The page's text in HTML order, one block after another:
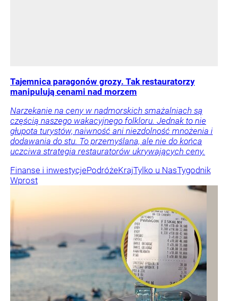
Tajemnica paragonów grozy. Tak restauratorzy
manipulują cenami nad morzem
Narzekanie na ceny w nadmorskich smażalniach są
częścią naszego wakacyjnego folkloru. Jednak to nie
głupota turystów, naiwność ani niezdolność mnożenia i
dodawania do stu. To przemyślana, ale nie do końca
uczciwa strategia restauratorów ukrywających ceny.
Finanse i inwestycjePodróżeKrajTylko u NasTygodnik
Wprost